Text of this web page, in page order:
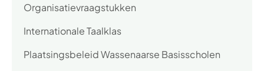
Organisatievraagstukken
Internationale Taalklas
Plaatsingsbeleid Wassenaarse Basisscholen